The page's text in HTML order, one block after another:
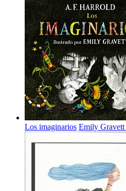
Los imaginarios Emily Gravett